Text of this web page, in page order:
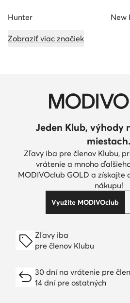
Hunter New
Zobraziť viac značiek
Jeden Klub, výhody
miestach.
Zľavy iba pre členov Klubu,
vrátenie a mnoho
MODIVOclub GOLD a získajte
nákupu!
Využite MODIVOclub
Zľavy iba
pre členov Klubu
30 dní na vrátenie pre
14 dní pre ostatných